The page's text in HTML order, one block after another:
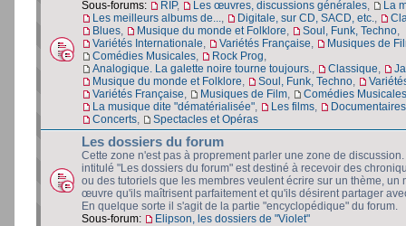
Sous-forums:
RIP, Les œuvres, discussions générales
La
Les meilleurs albums de...
Digitale, sur CD, SACD, etc.
Blues
Musique du monde et Folklore Soul, Funk, Techno
Variétés Internationale
Variétés Française
Musiques de
Comédies Musicales
Rock Prog
Analogique. La galette noire tourne toujours.
Classique
Musique du monde et Folklore
Soul, Funk, Techno
Variétés Française
Musiques de Film
Comédies Musicales
La musique dite "dématérialisée"
Les films
Concerts
Spectacles et Opéras
Les dossiers du forum
Cette zone n'est pas à proprement parler une zone de
intitulé "Les dossiers du forum" est destiné à recevoir des
ou des tutoriels que les membres veulent écrire sur un thème, un
œuvre qu'ils maîtrisent parfaitement et qu'ils désirent partager
En quelque sorte il s'agit de la partie "encyclopédique" du forum.
Sous-forum:
Elipson, les dossiers de "Violet"